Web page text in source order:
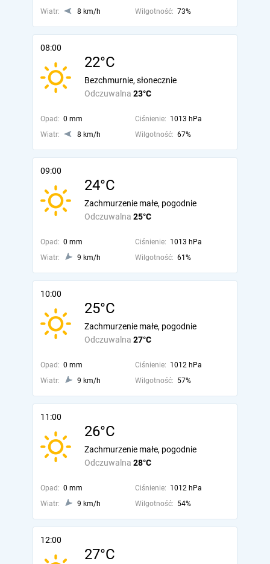
Wiatr: 8 km/h Wilgotność: 73%
08:00
22°C
Odczuwalna 23°C
Bezchmurnie, słonecznie
Opad: 0 mm Ciśnienie: 1013 hPa
Wiatr:
8 km/h Wilgotność: 67%
09:00
24°C
Odczuwalna 25°C
Zachmurzenie małe, pogodnie
Opad: 0 mm Ciśnienie: 1013 hPa
Wiatr:
9 km/h Wilgotność: 61%
10:00
25°C
Odczuwalna 27°C
Zachmurzenie małe, pogodnie
Opad: 0 mm Ciśnienie: 1012 hPa
Wiatr:
9 km/h Wilgotność: 57%
11:00
26°C
Odczuwalna 28°C
Zachmurzenie małe, pogodnie
Opad: 0 mm Ciśnienie: 1012 hPa
Wiatr:
9 km/h Wilgotność: 54%
12:00
27°C